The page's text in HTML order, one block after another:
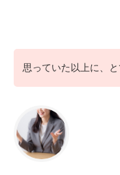
思っていた以上に、と